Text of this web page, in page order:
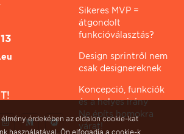
Sikeres MVP =
átgondolt
funkcióválasztás?
Design sprintről nem
csak designereknek
Koncepció, funkciók
és a helyes irány
Ne építs homokra
várat!
érdekében az oldalon cookie-kat
használatával, Ön elfogadja a cookie-k